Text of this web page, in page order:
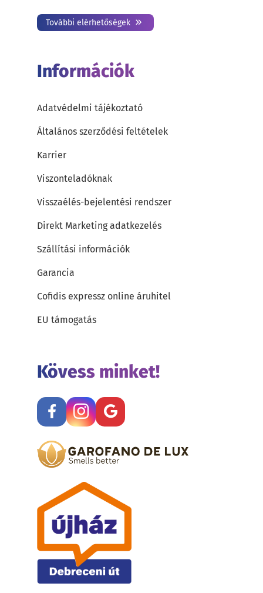
További elérhetőségek
Információk
Adatvédelmi tájékoztató
Általános szerződési feltételek
Karrier
Viszonteladóknak
Visszaélés-bejelentési rendszer
Direkt Marketing adatkezelés
Szállítási információk
Garancia
Cofidis expressz online áruhitel
EU támogatás
Kövess minket!